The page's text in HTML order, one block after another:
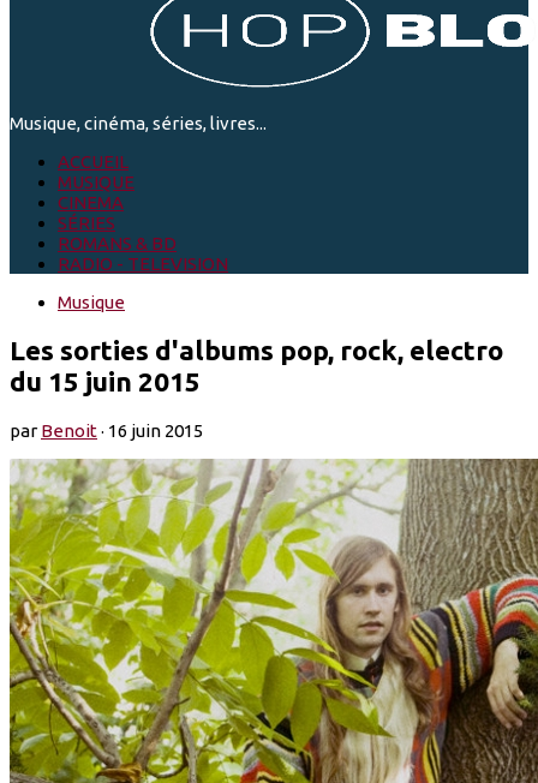
Musique, cinéma, séries, livres...
ACCUEIL
MUSIQUE
CINEMA
SÉRIES
ROMANS & BD
RADIO - TELEVISION
Musique
Les sorties d'albums pop, rock, electro
du 15 juin 2015
parBenoit· 16 juin 2015